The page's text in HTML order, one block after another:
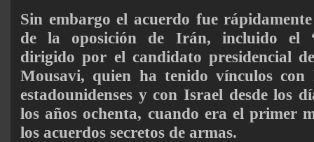
Sin embargo el acuerdo fue
de la oposición de Irán, incluido el
dirigido por el candidato presidencial
Mousavi, quien ha tenido vínculos con
estadounidenses y con Israel desde los
los años ochenta, cuando era el primer
los acuerdos secretos de armas.